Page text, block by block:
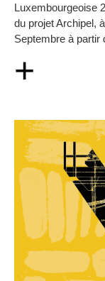
Luxembourgeoise
du projet Archipel,
Septembre à partir
+